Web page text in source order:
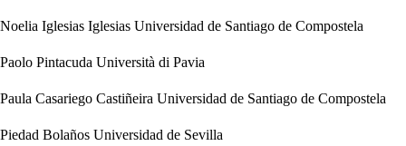
Noelia Iglesias Iglesias Universidad de Santiago de Compostela
Paolo Pintacuda Università di Pavia
Paula Casariego Castiñeira Universidad de Santiago de Compostela
Piedad Bolaños Universidad de Sevilla